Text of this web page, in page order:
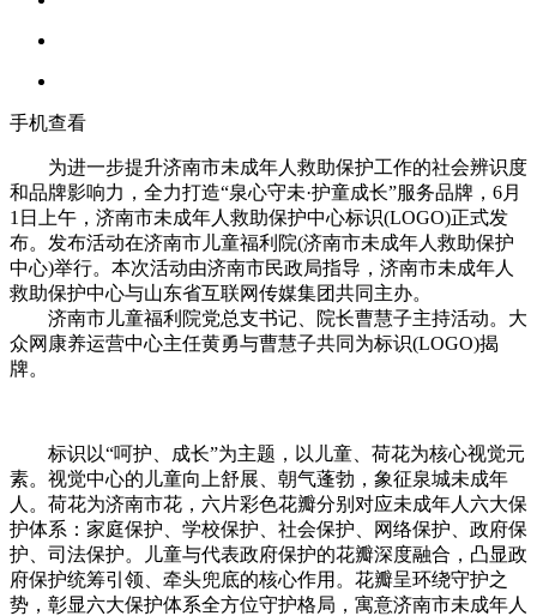
手机查看
为进一步提升济南市未成年人救助保护工作的社会辨识度
和品牌影响力，全力打造“泉心守未·护童成长”服务品牌，6月
1日上午，济南市未成年人救助保护中心标识(LOGO)正式发
布。发布活动在济南市儿童福利院(济南市未成年人救助保护
中心)举行。本次活动由济南市民政局指导，济南市未成年人
救助保护中心与山东省互联网传媒集团共同主办。
济南市儿童福利院党总支书记、院长曹慧子主持活动。大
众网康养运营中心主任黄勇与曹慧子共同为标识(LOGO)揭
牌。
标识以“呵护、成长”为主题，以儿童、荷花为核心视觉元
素。视觉中心的儿童向上舒展、朝气蓬勃，象征泉城未成年
人。荷花为济南市花，六片彩色花瓣分别对应未成年人六大保
护体系：家庭保护、学校保护、社会保护、网络保护、政府保
护、司法保护。儿童与代表政府保护的花瓣深度融合，凸显政
府保护统筹引领、牵头兜底的核心作用。花瓣呈环绕守护之
势，彰显六大保护体系全方位守护格局，寓意济南市未成年人